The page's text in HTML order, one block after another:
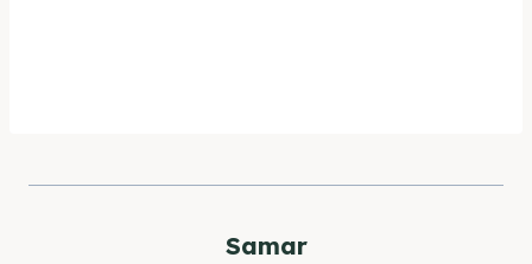
Samar